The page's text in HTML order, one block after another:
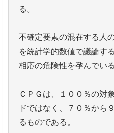
る。
不確定要素の混在する人
を統計学的数値で議論す
相応の危険性を孕んでいる
ＣＰＧは、１００％の対
ドではなく、７０％から
るものである。